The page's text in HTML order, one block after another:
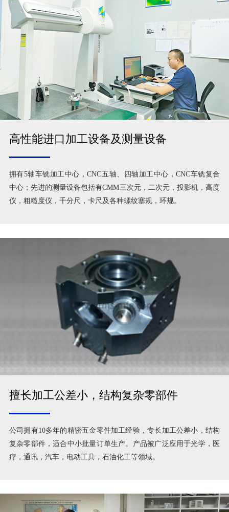
高性能进口加工设备及测量设备
拥有5轴车铣加工中心，CNC五轴、四轴加工中心，CNC车铣复合
中心；先进的测量设备包括有CMM三次元，二次元，投影机，高度
仪，粗糙度仪，千分尺，卡尺及各种螺纹塞规，环规。
擅长加工公差小，结构复杂零部件
公司拥有10多年的精密五金零件加工经验，专长加工公差小，结构
复杂零部件，适合中小批量订单生产。产品被广泛应用于光学，医
疗，通讯，汽车，电动工具，石油化工等领域。